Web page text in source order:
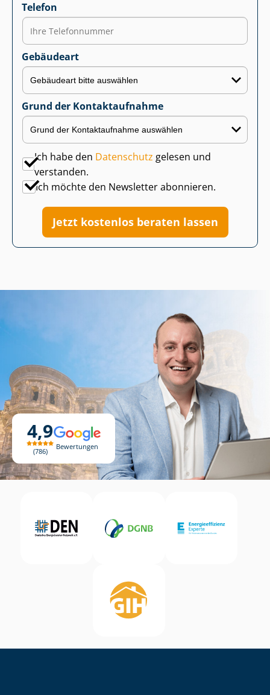
4,9
786
Bewertungen
Telefon
Gebäudeart
Grund der Kontaktaufnahme
Ich habe den Datenschutz gelesen und
verstanden.
Ich möchte den Newsletter abonnieren.
Jetzt kostenlos beraten lassen